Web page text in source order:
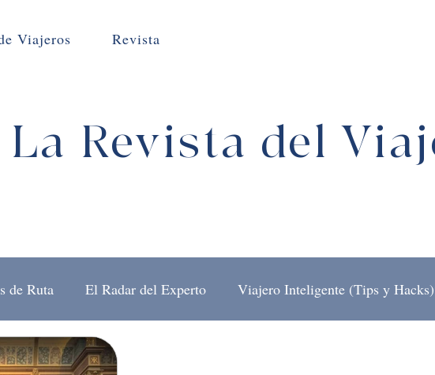
Viajeros Revista
La Revista del
de Ruta El Radar del Experto Viajero Inteligente (Tips y Hacks)
El Arte de Viajar